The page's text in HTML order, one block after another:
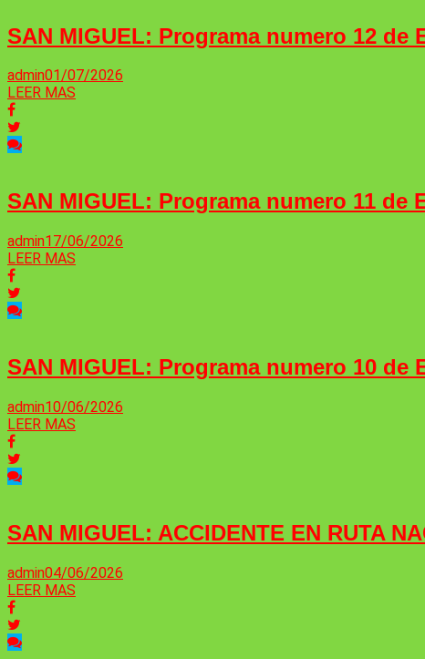
SAN MIGUEL: Programa numero 12 de
admin01/07/2026
LEER MAS
SAN MIGUEL: Programa numero 11 de
admin17/06/2026
LEER MAS
SAN MIGUEL: Programa numero 10 de
admin10/06/2026
LEER MAS
SAN MIGUEL: ACCIDENTE EN RUTA
admin04/06/2026
LEER MAS